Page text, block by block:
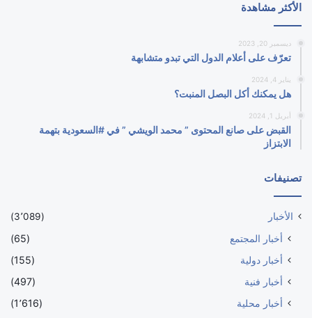
الأكثر مشاهدة
ديسمبر 20, 2023
تعرّف على أعلام الدول التي تبدو متشابهة
يناير 4, 2024
هل يمكنك أكل البصل المنبت؟
أبريل 1, 2024
القبض على صانع المحتوى ” محمد الويشي ” في #السعودية بتهمة
الابتزاز
تصنيفات
الأخبار (3٬089)
أخبار المجتمع
(65)
أخبار دولية
(155)
أخبار فنية
(497)
أخبار محلية
(1٬616)